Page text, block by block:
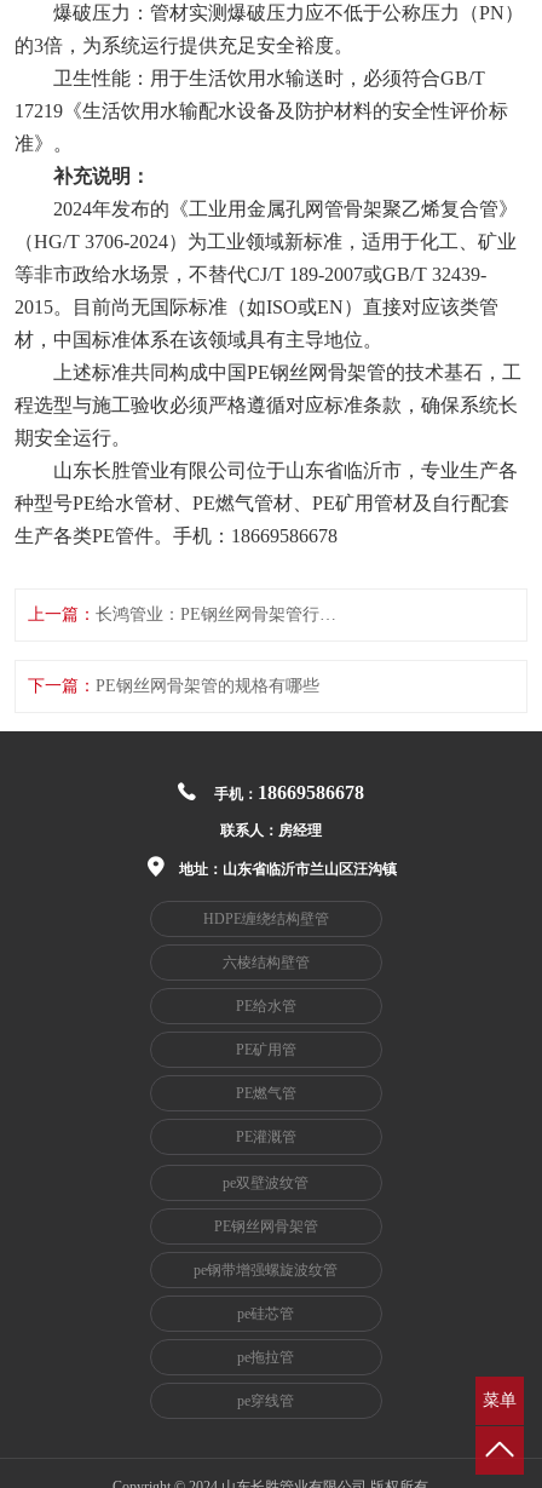
爆破压力‌：管材实测爆破压力应不低于公称压力（PN）
的3倍，为系统运行提供充足安全裕度。
卫生性能‌：用于生活饮用水输送时，必须符合GB/T
17219《生活饮用水输配水设备及防护材料的安全性评价标
准》。
补充说明：‌
2024年发布的《工业用金属孔网管骨架聚乙烯复合管》
（HG/T 3706-2024）为工业领域新标准，适用于化工、矿业
等非市政给水场景，不替代CJ/T 189-2007或GB/T 32439-
2015。目前尚无国际标准（如ISO或EN）直接对应该类管
材，中国标准体系在该领域具有主导地位。
上述标准共同构成中国PE钢丝网骨架管的技术基石，工
程选型与施工验收必须严格遵循对应标准条款，确保系统长
期安全运行。
山东长胜管业有限公司位于山东省临沂市，专业生产各
种型号PE给水管材、PE燃气管材、PE矿用管材及自行配套
生产各类PE管件。手机：18669586678
上一篇：
下一篇： PE钢丝网骨架管的规格有哪些
菜单
手机： 18669586678
联系人： 房经理
地址：山东省临沂市兰山区汪沟镇
HDPE缠绕结构壁管
六棱结构壁管
PE给水管
PE矿用管
PE燃气管
PE灌溉管
pe双壁波纹管
PE钢丝网骨架管
pe钢带增强螺旋波纹管
pe硅芯管
pe拖拉管
pe穿线管